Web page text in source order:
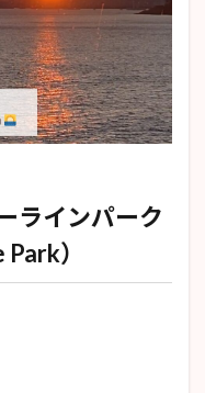
ラインパーク
）